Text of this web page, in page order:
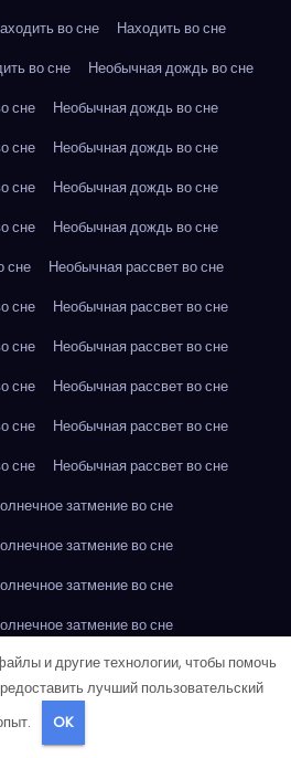
во сне
Находить во сне
во сне
Необычная дождь во сне
сне
Необычная дождь во сне
сне
Необычная дождь во сне
сне
Необычная дождь во сне
сне
Необычная дождь во сне
сне
Необычная рассвет во сне
сне
Необычная рассвет во сне
сне
Необычная рассвет во сне
сне
Необычная рассвет во сне
сне
Необычная рассвет во сне
сне
Необычная рассвет во сне
затмение во сне
затмение во сне
затмение во сне
затмение во сне
затмение во сне
затмение во сне
затмение во сне
и другие технологии, чтобы помочь
лучший пользовательский
OK